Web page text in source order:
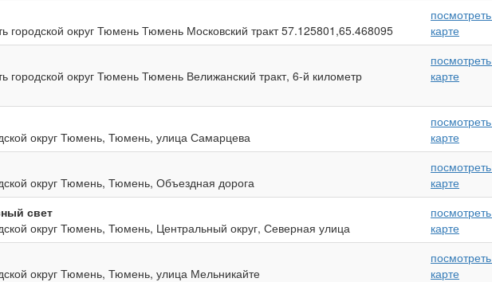
городской округ Тюмень Тюмень Московский тракт 57.125801,65.468095
карте
городской округ Тюмень Тюмень Велижанский тракт, 6-й километр
карте
округ Тюмень, Тюмень, улица Самарцева
карте
округ Тюмень, Тюмень, Объездная дорога
карте
свет
округ Тюмень, Тюмень, Центральный округ, Северная улица
карте
округ Тюмень, Тюмень, улица Мельникайте
карте